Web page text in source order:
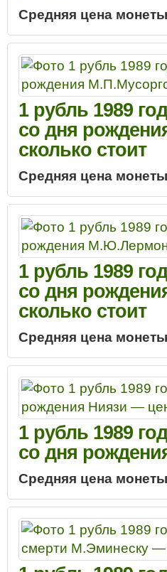
Средняя цена
1 рубль 1989
со дня
сколько стоит
Средняя цена
1 рубль 1989
со дня
сколько стоит
Средняя цена
1 рубль 1989
со дня
Средняя цена